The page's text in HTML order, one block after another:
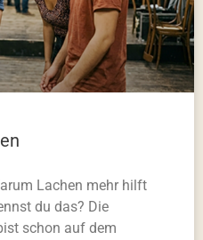
Lachen mehr hilft
du das? Die
schon auf dem